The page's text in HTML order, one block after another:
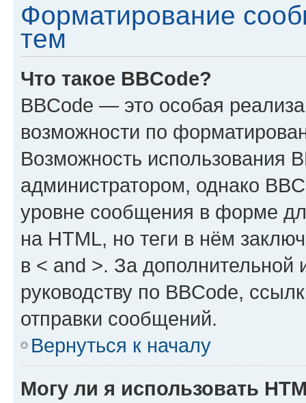
Форматирование
тем
Что такое BBCode?
BBCode — это особая
возможности по
Возможность использования
администратором, однако
уровне сообщения в форме
на HTML, но теги в нём
в < and >. За
руководству по BBCode,
отправки сообщений.
Вернуться к началу
Могу ли я использовать